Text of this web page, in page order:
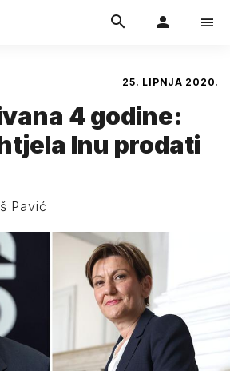
25. LIPNJA 2020.
4 godine:
Inu prodati
Pavić